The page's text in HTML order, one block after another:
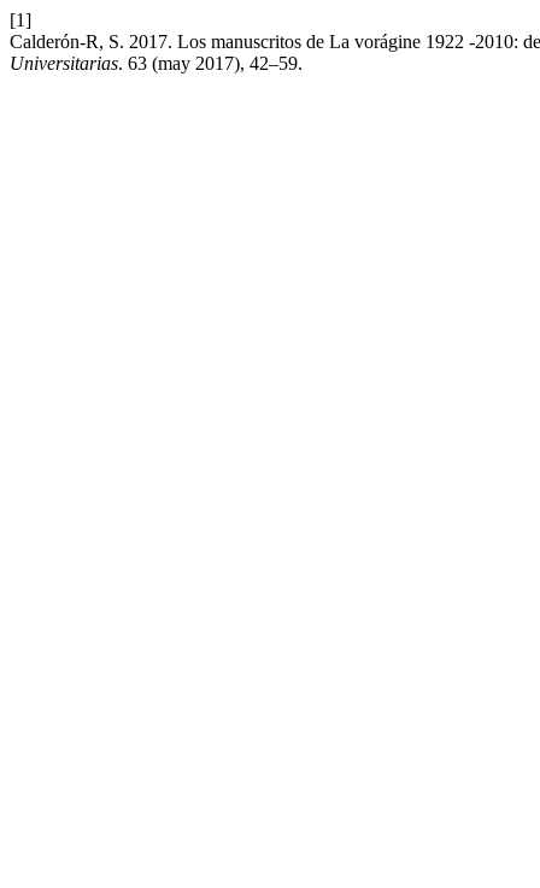
[1]
Calderón-R, S. 2017. Los manuscritos de La vorágine 1922 -2010:
Universitarias. 63 (may 2017), 42–59.